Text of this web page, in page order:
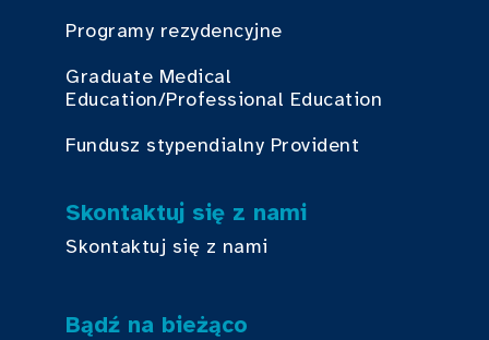
Programy rezydencyjne
Graduate Medical
Education/Professional Education
Fundusz stypendialny Provident
Skontaktuj się z nami
Skontaktuj się z nami
Bądź na bieżąco